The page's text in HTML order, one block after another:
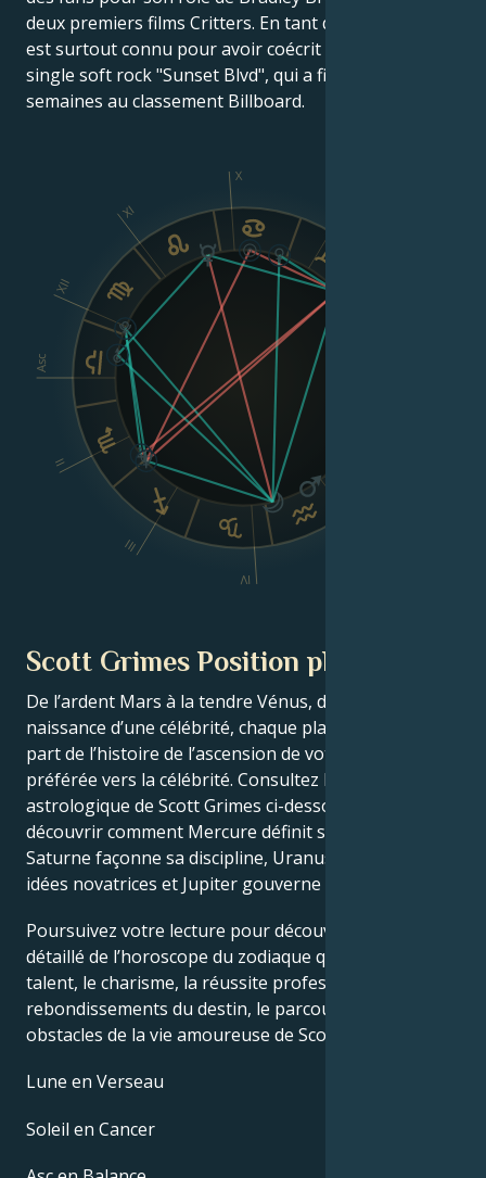
deux premiers films Critters. En tant que chanteur, il
est surtout connu pour avoir coécrit et interprété le
single soft rock "Sunset Blvd", qui a figuré plusieurs
semaines au classement Billboard.
Asc
II
III
IV
X
XI
XII
Scott Grimes Position planétaire
De l’ardent Mars à la tendre Vénus, dans ce thème de
naissance d’une célébrité, chaque planète raconte sa
part de l’histoire de l’ascension de votre star
préférée vers la célébrité. Consultez le thème
astrologique de Scott Grimes ci-dessous pour
découvrir comment Mercure définit son intellect,
Saturne façonne sa discipline, Uranus stimule ses
idées novatrices et Jupiter gouverne sa chance.
Poursuivez votre lecture pour découvrir le profil
détaillé de l’horoscope du zodiaque qui explique le
talent, le charisme, la réussite professionnelle, les
rebondissements du destin, le parcours de vie et les
obstacles de la vie amoureuse de Scott Grimes.
Lune en Verseau
Soleil en Cancer